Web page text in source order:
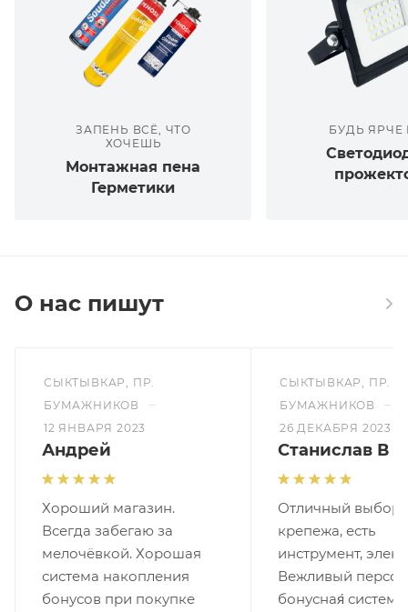
ЗАПЕНЬ ВСЁ, ЧТО
ХОЧЕШЬ
Монтажная пена
Герметики
БУДЬ ЯРЧЕ
О нас пишут
СЫКТЫВКАР, ПР.
БУМАЖНИКОВ
–
12 ЯНВАРЯ 2023
Андрей
Хороший магазин.
Всегда забегаю за
мелочёвкой. Хорошая
система накопления
бонусов при покупке
СЫКТЫВКАР, ПР.
БУМАЖНИКОВ
–
26 ДЕКАБРЯ 2023
Станислав В
Отличный выбор
крепежа, есть
инструмент,
Вежливый
бонусная́